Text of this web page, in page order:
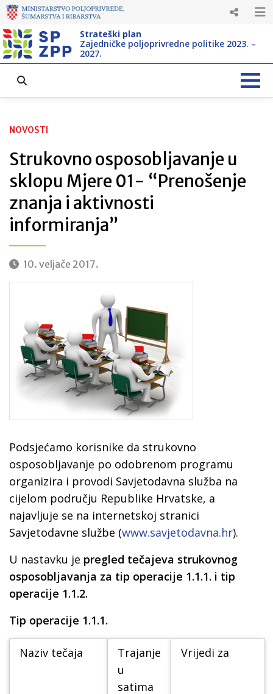
Strateški plan
Zajedničke poljoprivredne politike 2023. –
2027.
NOVOSTI
Strukovno osposobljavanje u
sklopu Mjere 01- “Prenošenje
znanja i aktivnosti
informiranja”
10. veljače 2017.
Podsjećamo korisnike da strukovno
osposobljavanje po odobrenom programu
organizira i provodi Savjetodavna služba na
cijelom području Republike Hrvatske, a
najavljuje se na internetskoj stranici
Savjetodavne službe (www.savjetodavna.hr).
U nastavku je pregled tečajeva strukovnog
osposobljavanja za tip operacije 1.1.1. i tip
operacije 1.1.2.
Tip operacije 1.1.1.
Naziv tečaja
Trajanje
u
satima
Vrijedi za